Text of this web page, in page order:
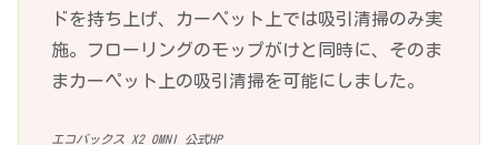
ドを持ち上げ、カーペット上では吸引清掃のみ実
施。フローリングのモップがけと同時に、そのま
まカーペット上の吸引清掃を可能にしました。
エコバックス X2 OMNI 公式HP